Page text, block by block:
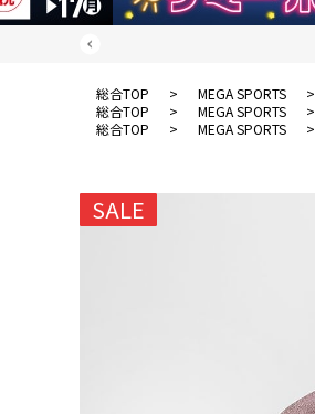
総合TOP > MEGA SPORTS >
総合TOP
> MEGA SPORTS >
総合TOP
> MEGA SPORTS >
SALE